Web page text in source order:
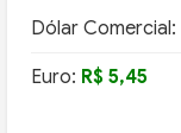
Dólar Comercial:
Euro: R$ 5,45